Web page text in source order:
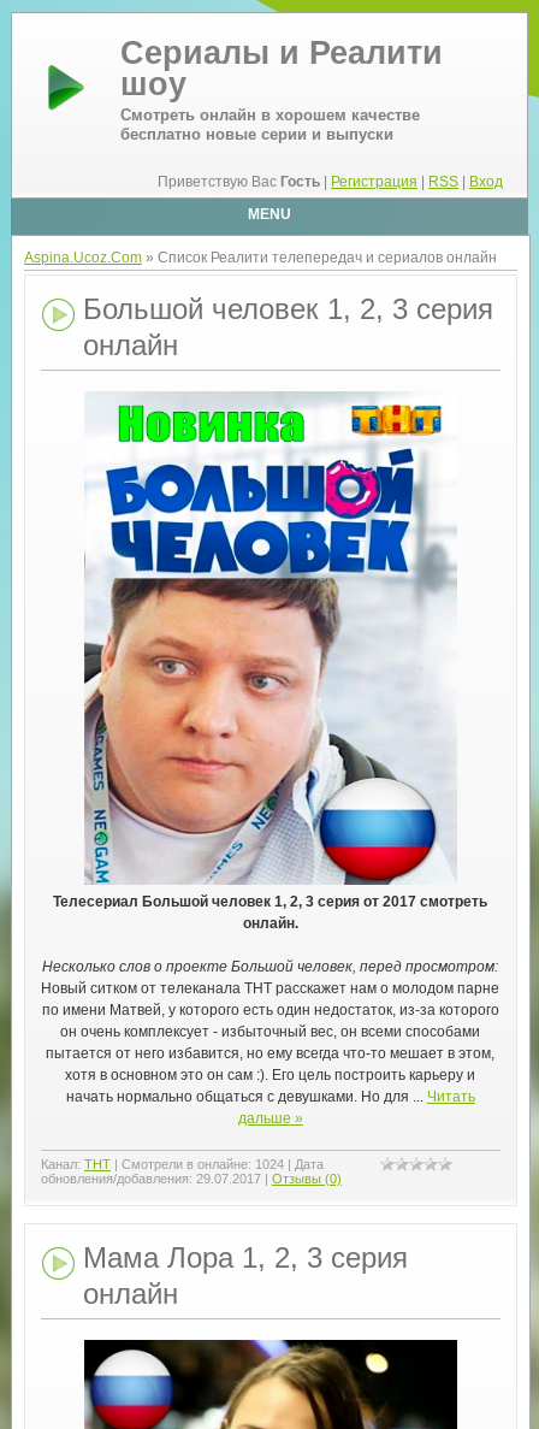
Сериалы и Реалити
шоу
Смотреть онлайн в хорошем качестве
бесплатно новые серии и выпуски
Приветствую Вас Гость Регистрация RSS
Вход
MENU
Aspina.Ucoz.Com» Список Реалити телепередач и сериалов онлайн
Большой человек 1, 2, 3 серия
онлайн
Телесериал Большой человек 1, 2, 3 серия от 2017 смотреть
онлайн.
Несколько слов о проекте Большой человек, перед просмотром:
Новый ситком от телеканала ТНТ расскажет нам о молодом парне
по имени Матвей, у которого есть один недостаток, из-за которого
он очень комплексует - избыточный вес, он всеми способами
пытается от него избавится, но ему всегда что-то мешает в этом,
хотя в основном это он сам :). Его цель построить карьеру и
начать нормально общаться с девушками. Но для
Читать
дальше »
Канал: ТНТ| Смотрели в онлайне: 1024| Дата
обновления/добавления: 29.07.2017 | Отзывы (0)
Мама Лора 1, 2, 3 серия
онлайн